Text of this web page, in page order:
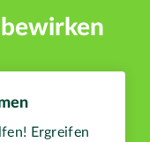
Ergreifen